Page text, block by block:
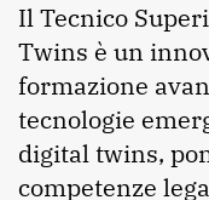
Il Tecnico
Twins è un
formazione
tecnologie
digital twins,
competenze